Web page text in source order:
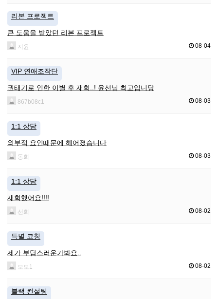
리본 프로젝트
큰 도움을 받았던 리본 프로젝트
지윤 08-04
VIP 연애조작단
권태기로 인한 이별 후 재회..! 윤선님 최고입니당
867b08c1 08-03
1:1 상담
외부적 요인때문에 헤어졌습니다
동희 08-03
1:1 상담
재회했어요!!!!
선희 08-02
특별 코칭
제가 부담스러운가봐요..
모모1 08-02
블랙 컨설팅